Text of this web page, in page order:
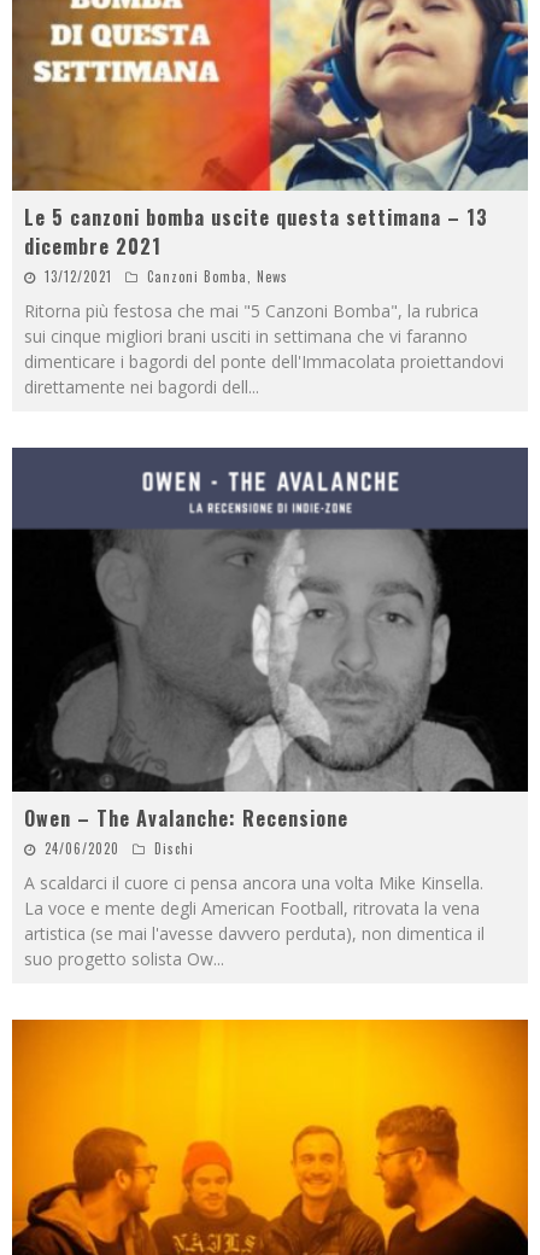
Le 5 canzoni bomba uscite questa settimana – 13
dicembre 2021
13/12/2021 Canzoni Bomba News
Ritorna più festosa che mai "5 Canzoni Bomba", la rubrica
sui cinque migliori brani usciti in settimana che vi faranno
dimenticare i bagordi del ponte dell'Immacolata proiettandovi
direttamente nei bagordi dell...
Owen – The Avalanche: Recensione
24/06/2020 Dischi
A scaldarci il cuore ci pensa ancora una volta Mike Kinsella.
La voce e mente degli American Football, ritrovata la vena
artistica (se mai l'avesse davvero perduta), non dimentica il
suo progetto solista Ow...